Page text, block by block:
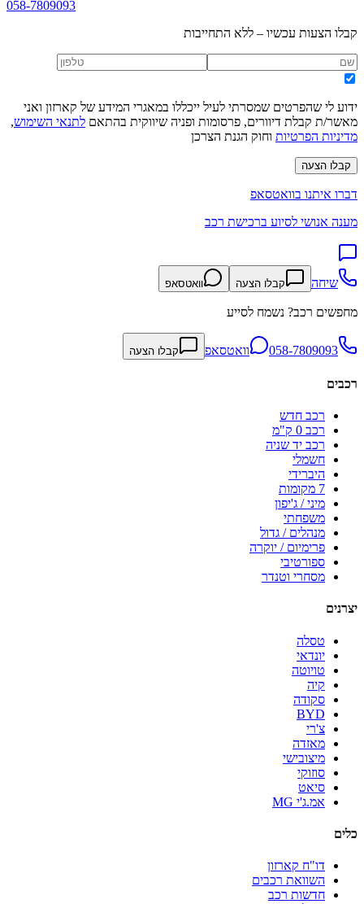
058-7809093
קבלו הצעות עכשיו – ללא התחייבות
ידוע לי שהפרטים שמסרתי לעיל ייכללו במאגרי המידע של קארזון ואני
מאשר/ת קבלת דיוורים, פרסומות ופניה שיווקית בהתאם לתנאי השימוש,
מדיניות הפרטיות וחוק הגנת הצרכן
קבלו הצעה
דברו איתנו בוואטסאפ
מענה אנושי לסיוע ברכישת רכב
שיחה קבלו הצעה וואטסאפ
מחפשים רכב? נשמח לסייע
058-7809093 וואטסאפ קבלו הצעה
רכבים
רכב חדש
רכב 0 ק"מ
רכב יד שניה
חשמלי
היברידי
7 מקומות
מיני / ג'יפון
משפחתי
מנהלים / גדול
פרימיום / יוקרה
ספורטיבי
מסחרי וטנדר
יצרנים
טסלה
יונדאי
טויוטה
קיה
סקודה
BYD
צ'רי
מאזדה
מיצובישי
סוזוקי
סיאט
אמ.ג'י MG
כלים
דו"ח קארזון
השוואת רכבים
חדשות רכב